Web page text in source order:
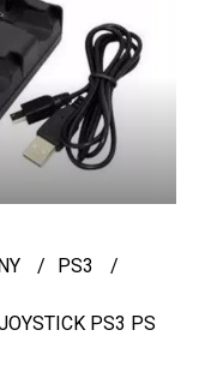
PS3
PS3 PS